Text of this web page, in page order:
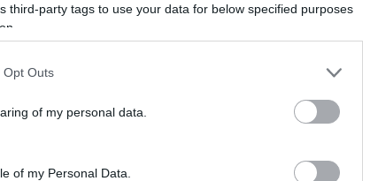
third-party tags to use your data for below specified purposes
Opt Outs
of my personal data.
of my Personal Data.